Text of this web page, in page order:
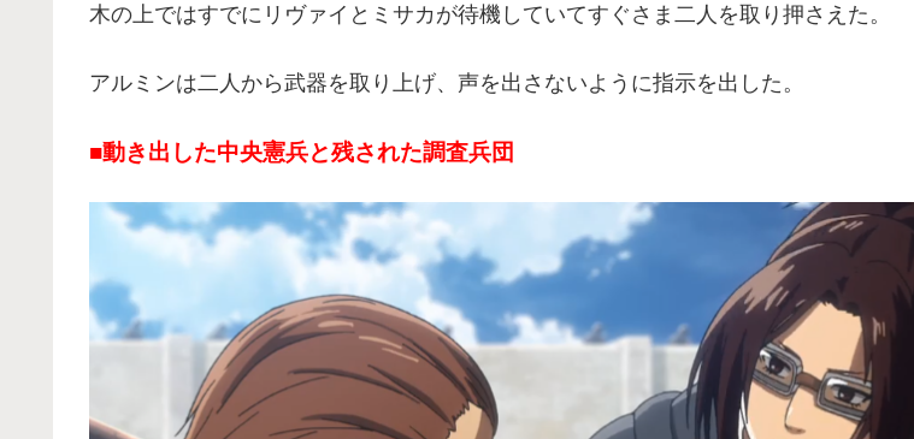
木の上ではすでにリヴァイとミサカが待機していてすぐさま二人を取り押さえた。
アルミンは二人から武器を取り上げ、声を出さないように指示を出した。
■動き出した中央憲兵と残された調査兵団